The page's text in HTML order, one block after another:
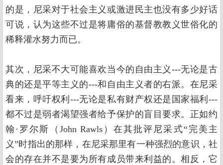
的是，尼采对于社会主义或激进民主也没有多少好话
可说，认为这些不过是将庸俗的基督教教义世俗化的
稀释灌水努力而已。
其次，尼采不大可能喜欢当今的自由主义---无论是古
典的还是平等主义的---和自由主义者的右派。在尼采
看来，呼吁权利---无论是私有财产权还是国家福利---
都不过是弱者渴望强者给予保护的盲目要求。正如约
翰·罗尔斯（John Rawls）在其批评尼采式“完美主
义”时指出的那样，在尼采那里有一种强烈的意识，社
会的存在并不是要为所有成员带来利益的。相反，它